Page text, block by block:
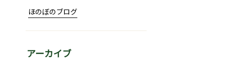
ほのぼのブログ
アーカイブ